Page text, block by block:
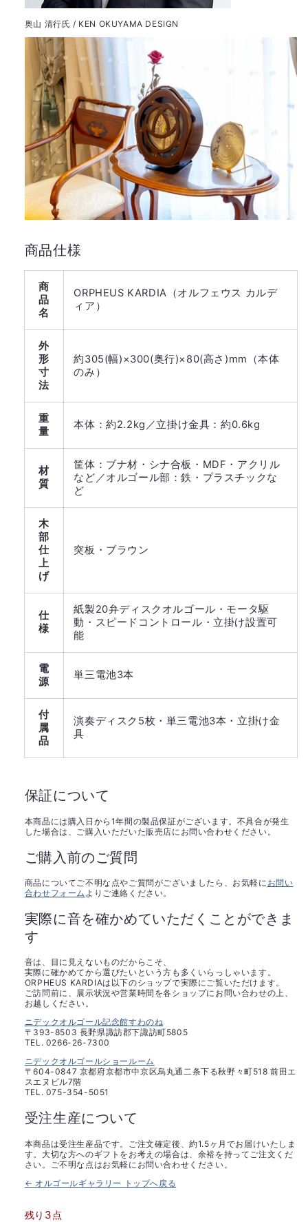
奥山 清行氏 / KEN OKUYAMA DESIGN
商品仕様
商
品
名
ORPHEUS KARDIA（オルフェウス カルデ
ィア）
外
形
寸
法
約305(幅)×300(奥行)×80(高さ)mm（本体
のみ）
重
量
本体：約2.2kg／立掛け金具：約0.6kg
材
質
筐体：ブナ材・シナ合板・MDF・アクリル
など／オルゴール部：鉄・プラスチックな
ど
木
部
仕
上
げ
突板・ブラウン
仕
様
紙製20弁ディスクオルゴール・モータ駆
動・スピードコントロール・立掛け設置可
能
電
源
単三電池3本
付
属
品
演奏ディスク5枚・単三電池3本・立掛け金
具
保証について
本商品には購入日から1年間の製品保証がございます。不具合が発生
した場合は、ご購入いただいた販売店にお問い合わせください。
ご購入前のご質問
商品についてご不明な点やご質問がございましたら、お気軽に お問い
合わせフォーム よりご連絡ください。
実際に音を確かめていただくことができま
す
音は、目に見えないものだからこそ、
実際に確かめてから選びたいという方も多くいらっしゃいます。
ORPHEUS KARDIAは以下のショップで実際にご覧いただけます。
ご訪問前に、展示状況や営業時間を各ショップにお問い合わせの上、
お越しください。
ニデックオルゴール記念館すわのね
〒393-8503 長野県諏訪郡下諏訪町5805
TEL. 0266-26-7300
ニデックオルゴールショールーム
〒604-0847 京都府京都市中京区烏丸通二条下る秋野々町518 前田エ
スエヌビル7階
TEL. 075-354-5051
受注生産について
本商品は受注生産品です。ご注文確定後、約1.5ヶ月でお届けいたしま
す。大切な方へのギフトをお考えの場合は、余裕を持ってご注文くだ
さい。ご不明な点はお気軽にお問い合わせください。
← オルゴールギャラリー トップへ戻る
残り 3 点